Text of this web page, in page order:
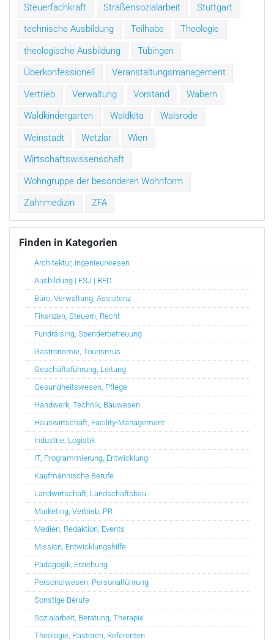
Steuerfachkraft Straßensozialarbeit
Stuttgart
technische Ausbildung
Teilhabe
Theologie
theologische Ausbildung
Tübingen
Überkonfessionell
Veranstaltungsmanagement
Vertrieb
Verwaltung Vorstand
Wabern
Waldkindergarten
Waldkita
Walsrode
Weinstadt
Wetzlar
Wien
Wirtschaftswissenschaft
Wohngruppe der besonderen Wohnform
Zahnmedizin
ZFA
Finden in Kategorien
Architektur, Ingenieurwesen
Ausbildung | FSJ | BFD
Büro, Verwaltung, Assistenz
Finanzen, Steuern, Recht
Fundraising, Spenderbetreuung
Gastronomie, Tourismus
Geschäftsführung, Leitung
Gesundheitswesen, Pflege
Handwerk, Technik, Bauwesen
Hauswirtschaft, Facility-Management
Industrie, Logistik
IT, Programmierung, Entwicklung
Kaufmännische Berufe
Landwirtschaft, Landschaftsbau
Marketing, Vertrieb, PR
Medien, Redaktion, Events
Mission, Entwicklungshilfe
Pädagogik, Erziehung
Personalwesen, Personalführung
Sonstige Berufe
Sozialarbeit, Beratung, Therapie
Theologie, Pastoren, Referenten